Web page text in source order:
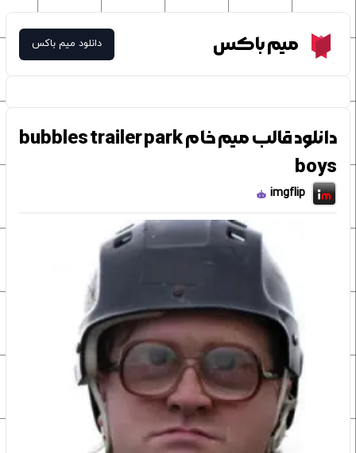
Meme Boxمیم باکس دانلود میم باکس
دانلود قالب میم خام bubbles trailer park
boys
imgflip